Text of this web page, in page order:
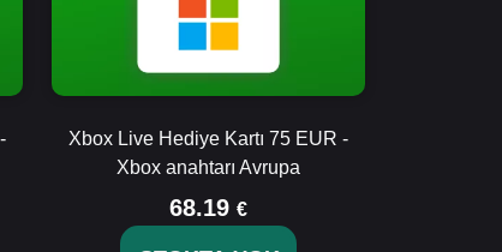
Xbox Live Hediye Kartı 75 EUR -
Xbox anahtarı Avrupa
68.19 €